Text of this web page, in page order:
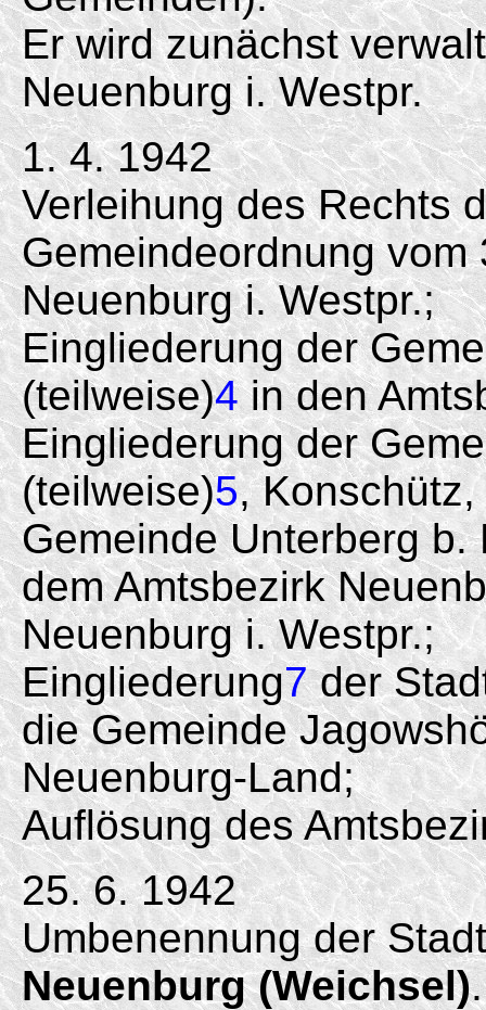
Er wird zunächst
Neuenburg i. Westpr.
1. 4. 1942
Verleihung des Rechts
Gemeindeordnung
Neuenburg i. Westpr.;
Eingliederung der
(teilweise)4in den
Eingliederung der
(teilweise)5, Konschütz,
Gemeinde Unterberg
dem Amtsbezirk
Neuenburg i. Westpr.;
Eingliederung7der
die Gemeinde
Neuenburg-Land;
Auflösung des
25. 6. 1942
Umbenennung der
Neuenburg (Weichsel).